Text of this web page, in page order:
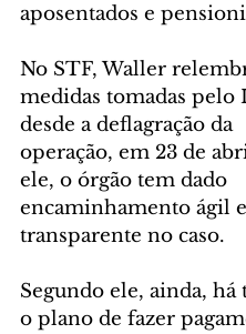
aposentados e
No STF, Waller
medidas tomadas pelo
desde a deflagração da
operação, em 23 de
ele, o órgão tem dado
encaminhamento ágil e
transparente no caso.
Segundo ele, ainda, há
o plano de fazer